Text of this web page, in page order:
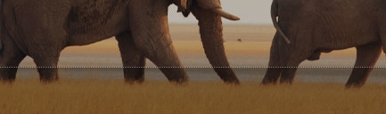
졸업요건
장학안내
아너스 프로그램
국외교류 이야기